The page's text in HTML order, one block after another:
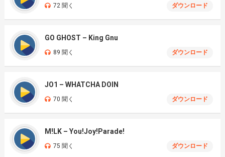
72 聞く ダウンロード
GO GHOST – King Gnu
89 聞く ダウンロード
JO1 – WHATCHA DOIN
70 聞く ダウンロード
M!LK – You!Joy!Parade!
75 聞く ダウンロード